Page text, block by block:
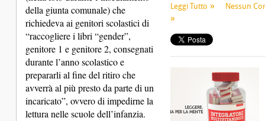
della giunta comunale) che
richiedeva ai genitori scolastici di
“raccogliere i libri “gender”,
genitore 1 e genitore 2, consegnati
durante l’anno scolastico e
prepararli al fine del ritiro che
avverrà al più presto da parte di un
incaricato”, ovvero di impedirne la
lettura nelle scuole dell’infanzia.
Leggi Tutto Nessun